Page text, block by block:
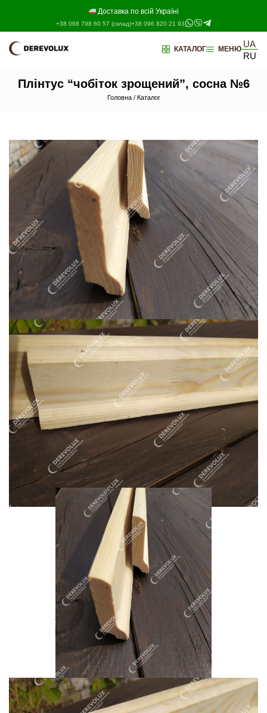
Доставка по всій Україні
+38 068 798 60 57 (склад)+38 096 820 21 93
КАТАЛОГ МЕНЮ UA
RU
Плінтус “чобіток зрощений”, сосна №6
Головна/ Каталог